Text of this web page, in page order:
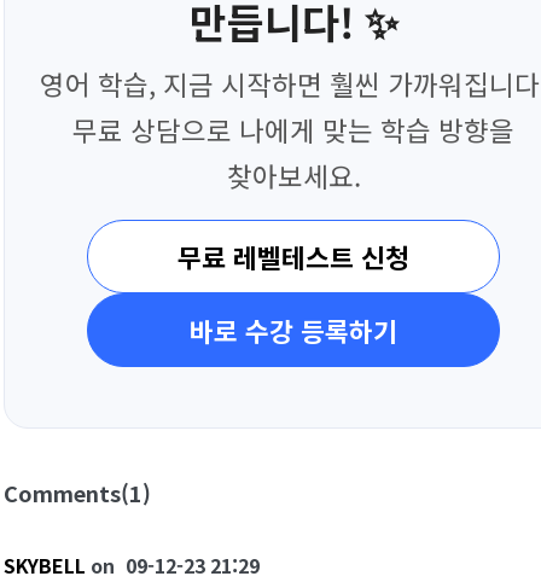
만듭니다! ✨
영어 학습, 지금 시작하면 훨씬 가까워집니
무료 상담으로 나에게 맞는 학습 방향을
찾아보세요.
무료 레벨테스트 신청
바로 수강 등록하기
Comments(1)
SKYBELL on 09-12-23 21:29